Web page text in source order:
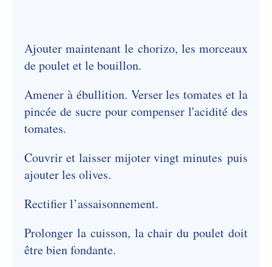
Ajouter maintenant le chorizo, les morceaux
de poulet et le bouillon.
Amener à ébullition. Verser les tomates et la
pincée de sucre pour compenser l'acidité des
tomates.
Couvrir et laisser mijoter vingt minutes puis
ajouter les olives.
Rectifier l’assaisonnement.
Prolonger la cuisson, la chair du poulet doit
être bien fondante.